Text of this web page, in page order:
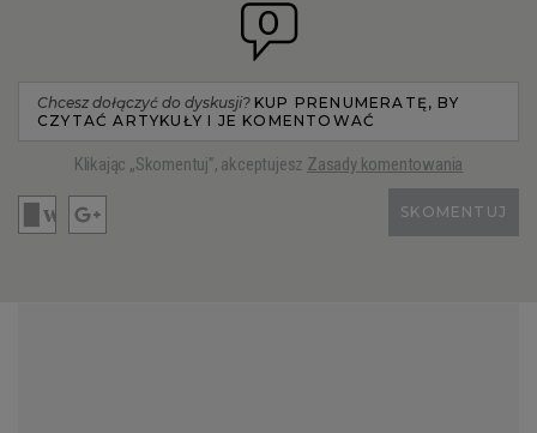
0
Chcesz dołączyć do dyskusji? KUP PRENUMERATĘ, BY
CZYTAĆ ARTYKUŁY I JE KOMENTOWAĆ
Klikając „Skomentuj”, akceptujesz Zasady komentowania
SKOMENTUJ